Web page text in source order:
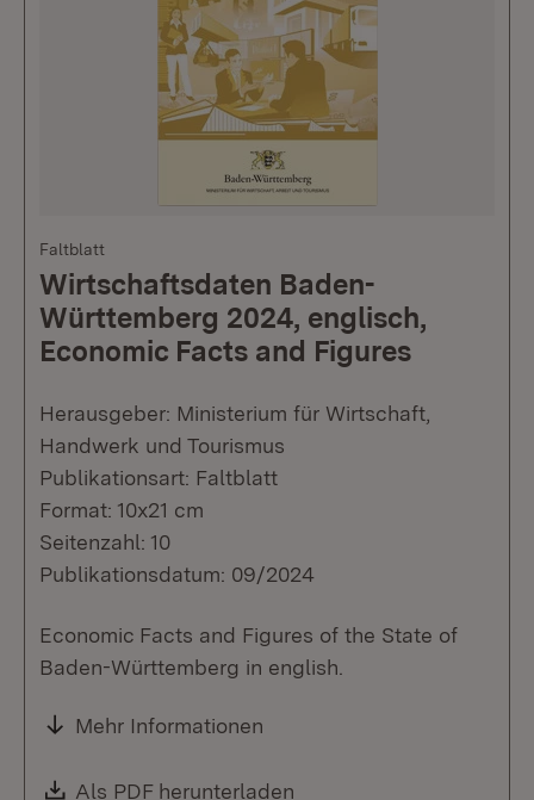
Faltblatt
Wirtschaftsdaten Baden-
Württemberg 2024, englisch,
Economic Facts and Figures
Herausgeber: Ministerium für Wirtschaft,
Handwerk und Tourismus
Publikationsart: Faltblatt
Format: 10x21 cm
Seitenzahl: 10
Publikationsdatum: 09/2024
Economic Facts and Figures of the State of
Baden-Württemberg in english.
Mehr Informationen
Download:
Als PDF herunterladen